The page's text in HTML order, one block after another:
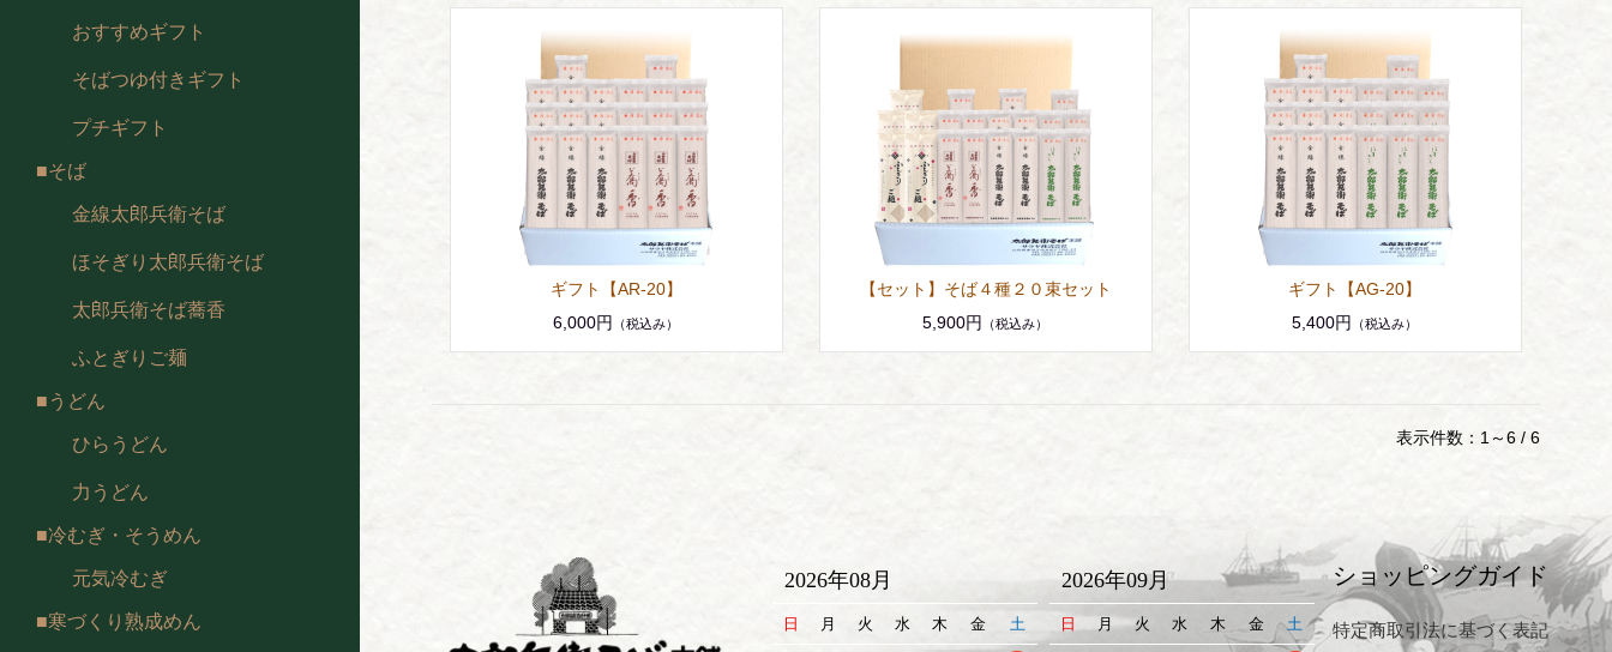
おすすめギフト
そばつゆ付きギフト
プチギフト
そば
金線太郎兵衛そば
ほそぎり太郎兵衛そば
太郎兵衛そば蕎香
ふとぎりご麺
うどん
ひらうどん
力うどん
冷むぎ・そうめん
元気冷むぎ
寒づくり熟成めん
ギフト【AR-20】
6,000円
（税込み）
【セット】そば４種２０束セット
5,900円
（税込み）
ギフト【AG-20】
5,400円
（税込み）
表示件数：1～6 / 6
2026年08月
日 月 火 水 木 金 土
2026年09月
日 月 火 水 木 金 土
ショッピングガイド
特定商取引法に基づく表記